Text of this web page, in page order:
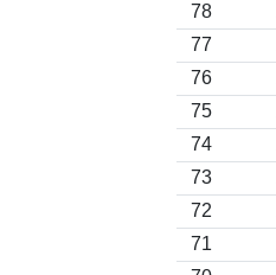
78
77
76
75
74
73
72
71